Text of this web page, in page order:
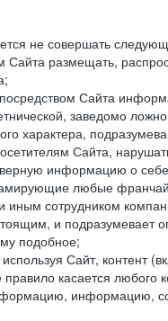
не совершать
размещать,
Сайта
заведомо
характера,
Сайта,
информацию о
любые
сотрудником
и подразумевает
подобное;
Сайт, контент
касается
информацию,